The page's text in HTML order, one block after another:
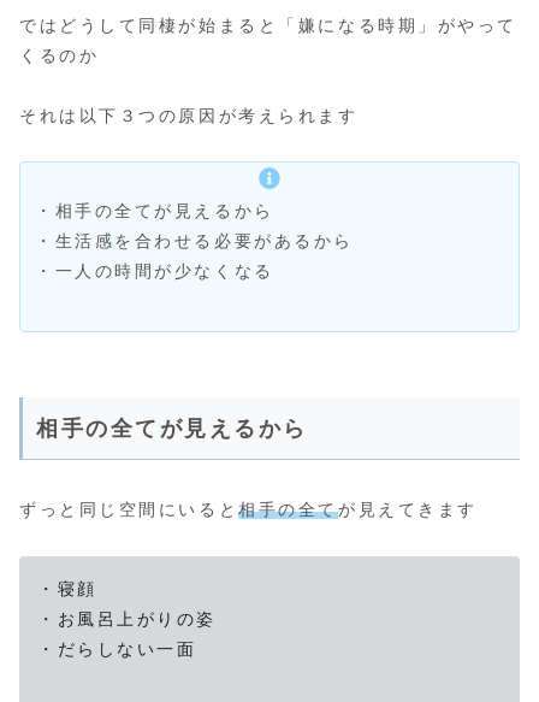
ではどうして同棲が始まると「嫌になる時期」がやって
くるのか
それは以下３つの原因が考えられます
・相手の全てが見えるから
・生活感を合わせる必要があるから
・一人の時間が少なくなる
相手の全てが見えるから
ずっと同じ空間にいると相手の全てが見えてきます
・寝顔
・お風呂上がりの姿
・だらしない一面